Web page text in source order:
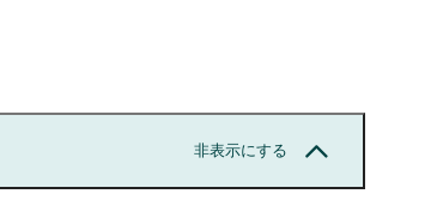
非表示にする